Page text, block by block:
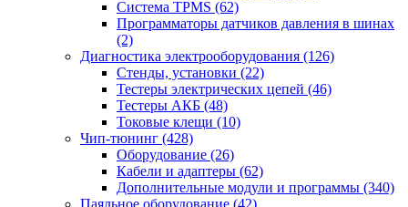
Система TPMS (62)
Программаторы датчиков давления в шинах
(2)
Диагностика электрооборудования (126)
Стенды, установки (22)
Тестеры электрических цепей (46)
Тестеры АКБ (48)
Токовые клещи (10)
Чип-тюнинг (428)
Оборудование (26)
Кабели и адаптеры (62)
Дополнительные модули и программы (340)
Паяльное оборудование (42)